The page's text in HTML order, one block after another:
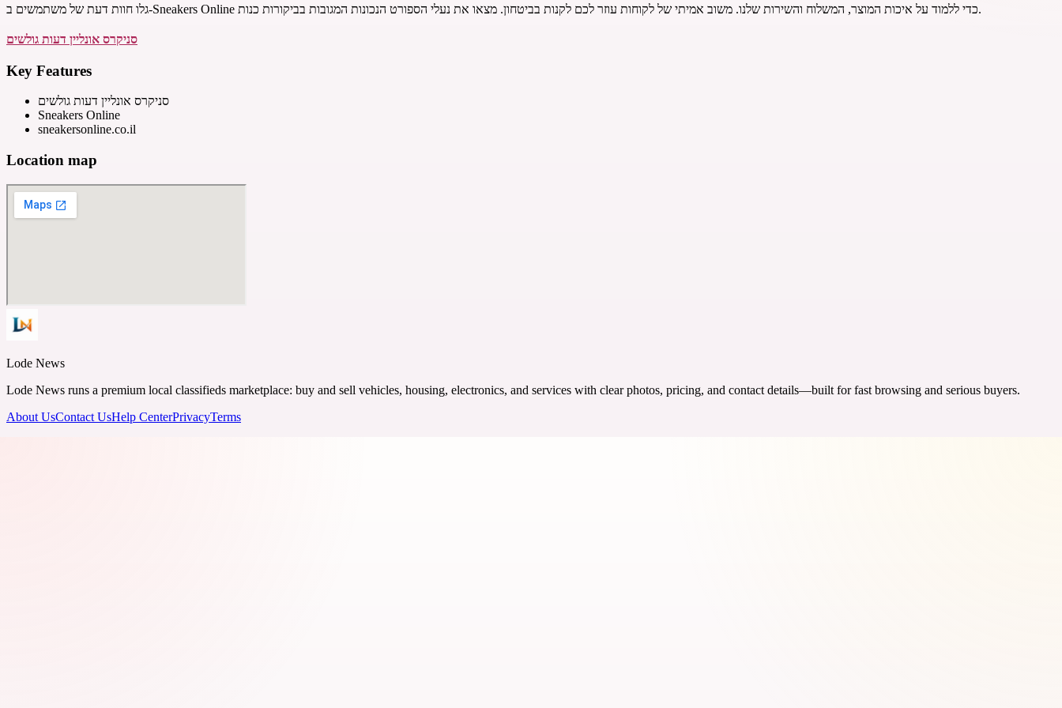
גלו חוות דעת של משתמשים ב-Sneakers Online כדי ללמוד על איכות המוצר, המשלוח והשירות שלנו. משוב אמיתי של לקוחות עוזר לכם לקנות בביטחון. מצאו את נעלי הספורט הנכונות המגובות בביקורות כנות.
סניקרס אונליין דעות גולשים
Key Features
סניקרס אונליין דעות גולשים
Sneakers Online
sneakersonline.co.il
Location map
Lode News
Lode News runs a premium local classifieds marketplace: buy and sell vehicles, housing, electronics, and services with clear photos, pricing, and contact details—built for fast browsing and serious buyers.
About UsContact UsHelp CenterPrivacyTerms